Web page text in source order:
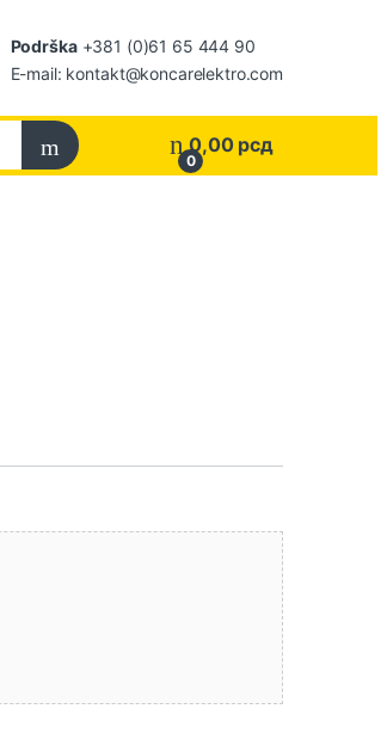
Podrška+381 (0)61 65 444 90
E-mail: kontakt@koncarelektro.com
0
0,00 рсд